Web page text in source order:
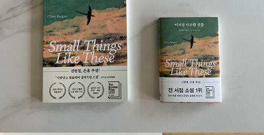
『분단과 통일의 독일 현대사』(2005), 『독일 통일 한국 통일』(201
6), 『독일 통일 총서: 외교 분야 I, II』(2016), 『도시로 떠난 독일 역사
문화 산책』(2020) 등 6권이 있다. 공저로는 『카이스트, 통일을 말하
다』(2018)와 『공공외교의 이해』(2020) 등 5권이 있다.